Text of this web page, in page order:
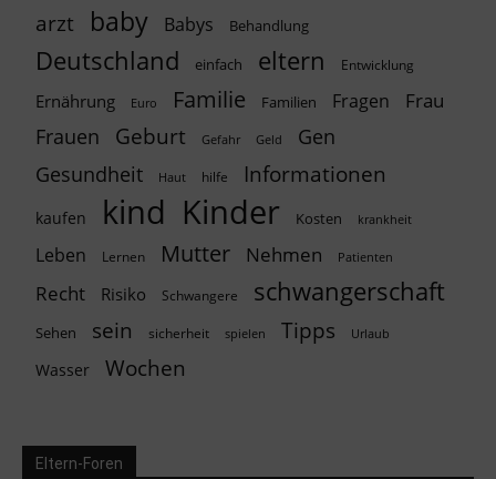
arzt baby Babys Behandlung
Deutschland einfach eltern Entwicklung
Ernährung Euro Familie Familien Fragen Frau
Frauen Geburt Gefahr Geld
Gen
Gesundheit
Haut hilfe Informationen
kaufen kind Kinder Kosten krankheit
Leben Lernen Mutter Nehmen Patienten
Recht Risiko Schwangere schwangerschaft
Sehen sein sicherheit spielen Tipps Urlaub
Wasser Wochen
Eltern-Foren